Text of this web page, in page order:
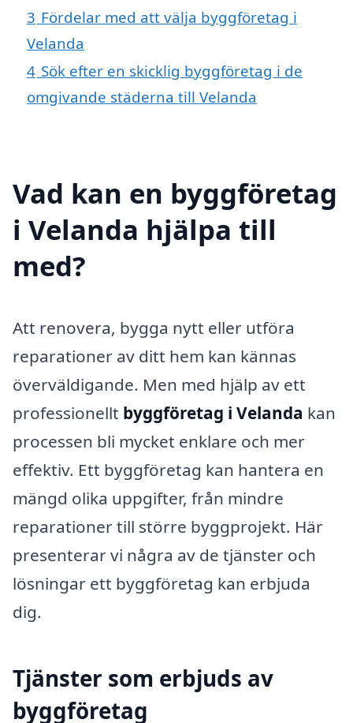
3 Fördelar med att välja byggföretag i
Velanda
4 Sök efter en skicklig byggföretag i de
omgivande städerna till Velanda
Vad kan en byggföretag
i Velanda hjälpa till
med?
Att renovera, bygga nytt eller utföra
reparationer av ditt hem kan kännas
överväldigande. Men med hjälp av ett
professionellt byggföretag i Velanda kan
processen bli mycket enklare och mer
effektiv. Ett byggföretag kan hantera en
mängd olika uppgifter, från mindre
reparationer till större byggprojekt. Här
presenterar vi några av de tjänster och
lösningar ett byggföretag kan erbjuda
dig.
Tjänster som erbjuds av
byggföretag